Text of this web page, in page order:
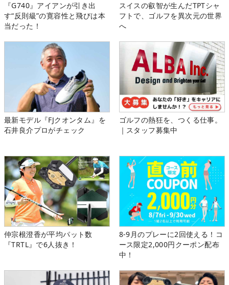
『G740』アイアンが引き出
す“反則級”の寛容性と飛びは本
当だった！
スイスの叡智が生んだTPTシャ
フトで、ゴルフを異次元の世界
へ
最新モデル『FJクオンタム』を
石井良介プロがチェック
ゴルフの熱狂を、つくる仕事。
｜スタッフ募集中
仲宗根澄香が平均パット数
『TRTL』で6人抜き！
8-9月のプレーに2回使える！コ
ース限定2,000円クーポン配布
中！